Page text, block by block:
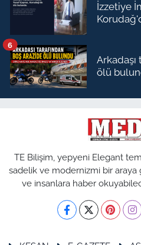
İzzetiye
Arkadaşı
ölü
6
TE Bilişim, yepyeni Elegant
sadelik ve modernizmi bir araya
ve insanlara haber